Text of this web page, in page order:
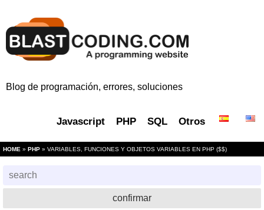
Blog de programación, errores, soluciones
Javascript PHP SQL Otros
HOME » PHP » VARIABLES, FUNCIONES Y OBJETOS VARIABLES EN PHP ($$)